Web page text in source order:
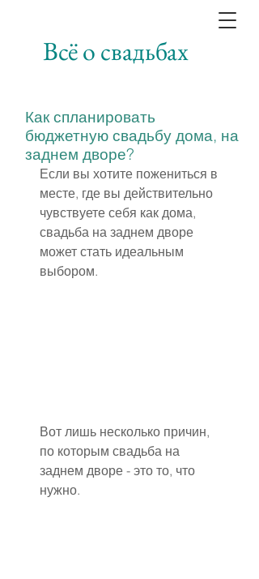
Всё о свадьбах
Как спланировать
бюджетную свадьбу дома, на
заднем дворе?
Если вы хотите пожениться в
месте, где вы действительно
чувствуете себя как дома,
свадьба на заднем дворе
может стать идеальным
выбором.
Вот лишь несколько причин,
по которым свадьба на
заднем дворе - это то, что
нужно.